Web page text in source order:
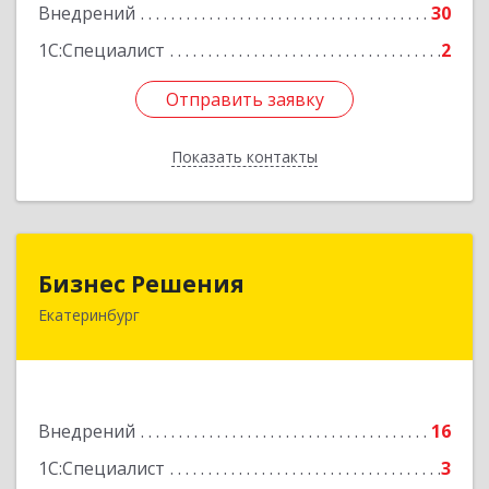
Внедрений
30
1С:Специалист
2
Отправить заявку
Показать контакты
Отправить заявку
Назад
Бизнес Решения
Екатеринбург
Внедрений
16
1С:Специалист
3
620144, Свердловская обл, Екатеринбург г,